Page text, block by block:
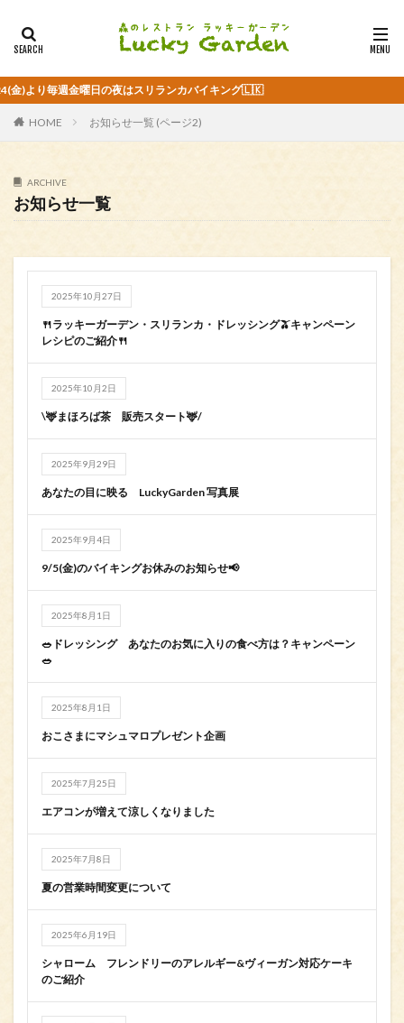
毎週金曜日の夜はスリランカバイキング🇱🇰
HOME お知らせ一覧 (ページ2)
ARCHIVE
お知らせ一覧
2025年10月27日
🍴ラッキーガーデン・スリランカ・ドレッシング🫒キャンペーン
レシピのご紹介🍴
2025年10月2日
\🦌まほろば茶 販売スタート🦌/
2025年9月29日
あなたの目に映る LuckyGarden 写真展
2025年9月4日
9/5(金)のバイキングお休みのお知らせ📢
2025年8月1日
🥗ドレッシング あなたのお気に入りの食べ方は？キャンペーン
🥗
2025年8月1日
おこさまにマシュマロプレゼント企画
2025年7月25日
エアコンが増えて涼しくなりました
2025年7月8日
夏の営業時間変更について
2025年6月19日
シャローム フレンドリーのアレルギー&ヴィーガン対応ケーキ
のご紹介